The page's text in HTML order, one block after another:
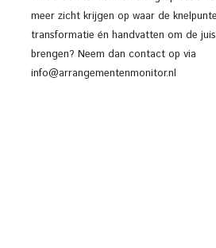
meer zicht krijgen op waar de
transformatie én handvatten om de
brengen? Neem dan contact op via
info@arrangementenmonitor.nl